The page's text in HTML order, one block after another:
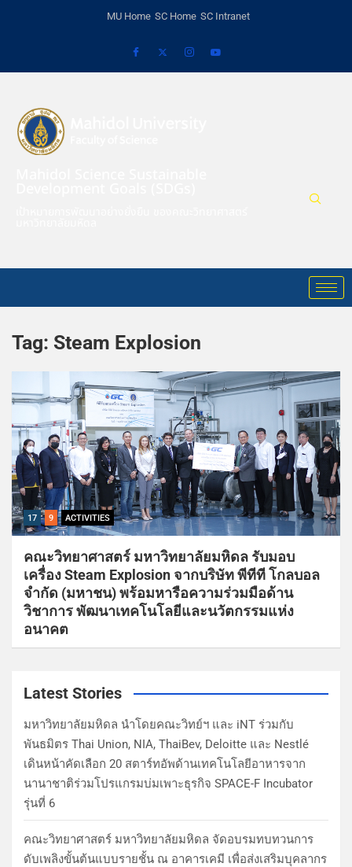
MU Home SC Home SC Intranet
Tag: Steam Explosion
17 9 ACTIVITIES
คณะวิทยาศาสตร์ มหาวิทยาลัยมหิดล รับมอบ
เครื่อง Steam Explosion จากบริษัท พีทีที โกลบอล
จำกัด (มหาชน) พร้อมหารือความร่วมมือด้าน
วิชาการ พัฒนาเทคโนโลยีและนวัตกรรมแห่ง
อนาคต
Latest Stories
มหาวิทยาลัยมหิดล นำโดยคณะวิทย์ฯ และ iNT ร่วมกับ
พันธมิตร Thai Union, NIA, ThaiBev, Deloitte และ Nestlé
เดินหน้าคัดเลือก 20 สตาร์ทอัพด้านเทคโนโลยีอาหารจาก
นานาชาติร่วมโปรแกรมบ่มเพาะธุรกิจ SPACE-F Incubator
รุ่นที่ 6
คณะวิทยาศาสตร์ มหาวิทยาลัยมหิดล จัดอบรมทบทวนการ
ดับเพลิงขั้นต้นแบบรายชั้น ณ อาคารเคมี เพื่อส่งเสริมบุคลากร